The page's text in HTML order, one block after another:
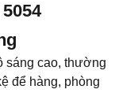
sáng cao, thường
để hàng, phòng